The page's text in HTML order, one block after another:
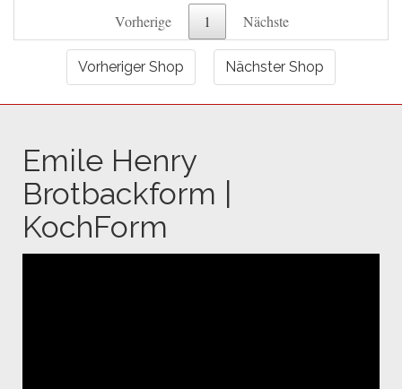
Vorherige 1 Nächste
Vorheriger Shop Nächster Shop
Emile Henry
Brotbackform |
KochForm